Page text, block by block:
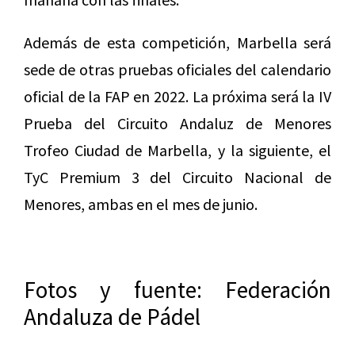
Además de esta competición, Marbella será
sede de otras pruebas oficiales del calendario
oficial de la FAP en 2022. La próxima será la IV
Prueba del Circuito Andaluz de Menores
Trofeo Ciudad de Marbella, y la siguiente, el
TyC Premium 3 del Circuito Nacional de
Menores, ambas en el mes de junio.
Fotos y fuente: Federación
Andaluza de Pádel